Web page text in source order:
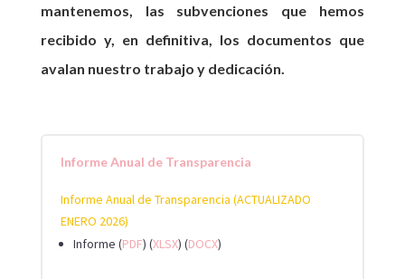
mantenemos, las subvenciones que hemos
recibido y, en definitiva, los documentos que
avalan nuestro trabajo y dedicación.
Informe Anual de Transparencia
Informe Anual de Transparencia (ACTUALIZADO
ENERO 2026)
Informe (PDF) (XLSX) (DOCX)